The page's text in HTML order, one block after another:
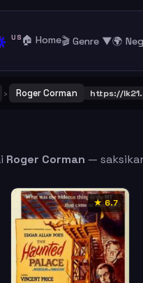
US 🏠 Home🎬 Genre ▼🌍
› Roger Corman
URL LK21 https://lk21.st
Roger Corman —
★ 6.7